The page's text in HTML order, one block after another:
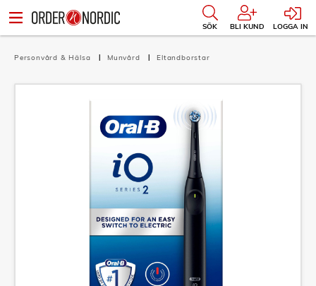
SÖK BLI KUND LOGGA IN
Personvård & Hälsa Munvård Eltandborstar